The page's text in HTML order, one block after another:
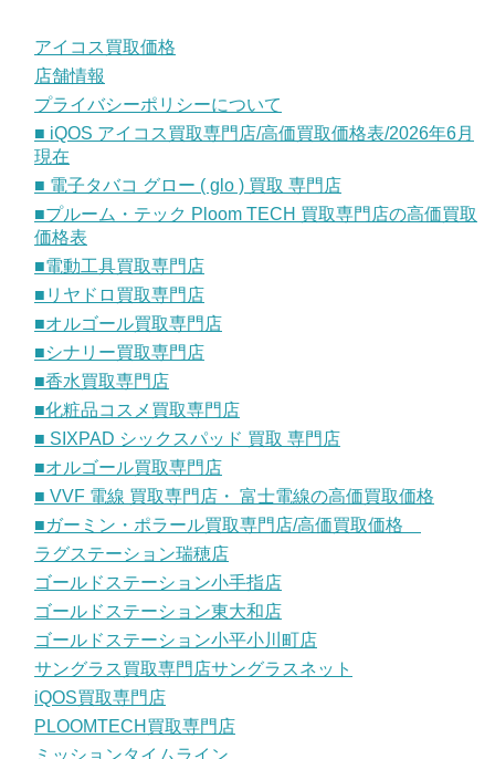
アイコス買取価格
店舗情報
プライバシーポリシーについて
■ iQOS アイコス買取専門店/高価買取価格表/2026年6月
現在
■ 電子タバコ グロー ( glo ) 買取 専門店
■プルーム・テック Ploom TECH 買取専門店の高価買取
価格表
■電動工具買取専門店
■リヤドロ買取専門店
■オルゴール買取専門店
■シナリー買取専門店
■香水買取専門店
■化粧品コスメ買取専門店
■ SIXPAD シックスパッド 買取 専門店
■オルゴール買取専門店
■ VVF 電線 買取専門店・ 富士電線の高価買取価格
■ガーミン・ポラール買取専門店/高価買取価格
ラグステーション瑞穂店
ゴールドステーション小手指店
ゴールドステーション東大和店
ゴールドステーション小平小川町店
サングラス買取専門店サングラスネット
iQOS買取専門店
PLOOMTECH買取専門店
ミッションタイムライン